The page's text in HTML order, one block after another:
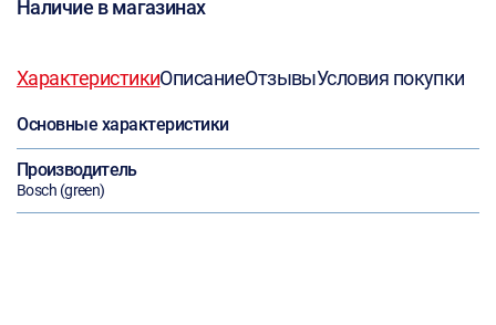
Наличие в магазинах
ХарактеристикиОписаниеОтзывыУсловия покупки
Основные характеристики
Производитель
Bosch (green)